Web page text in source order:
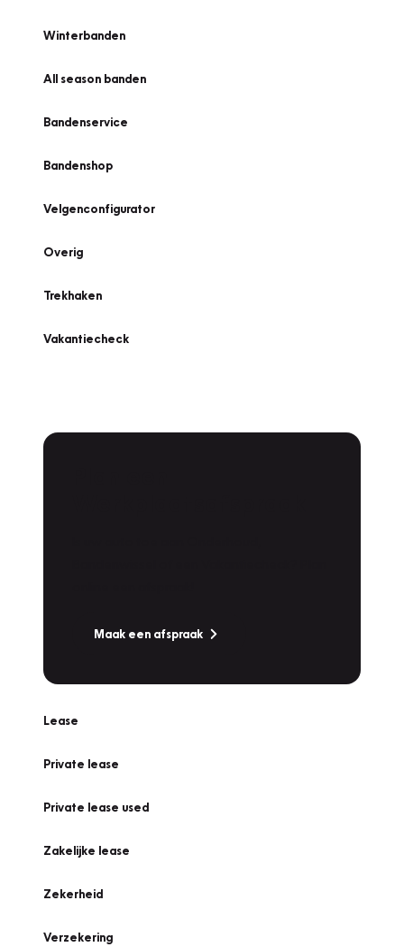
Winterbanden
All season banden
Bandenservice
Bandenshop
Velgenconfigurator
Overig
Trekhaken
Vakantiecheck
Maak een afspraak
Lease
Private lease
Private lease used
Zakelijke lease
Zekerheid
Verzekering